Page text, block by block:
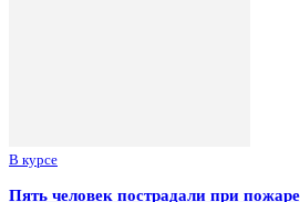
В курсе
Пять человек пострадали при